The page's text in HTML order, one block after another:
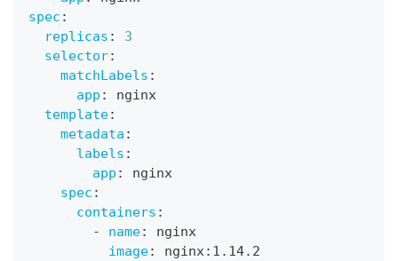
spec :
replicas :
3
selector:
matchLabels :
app :
nginx
template:
metadata :
labels :
app :
nginx
spec :
containers :
-
name:
nginx
image: nginx: 1.14.2